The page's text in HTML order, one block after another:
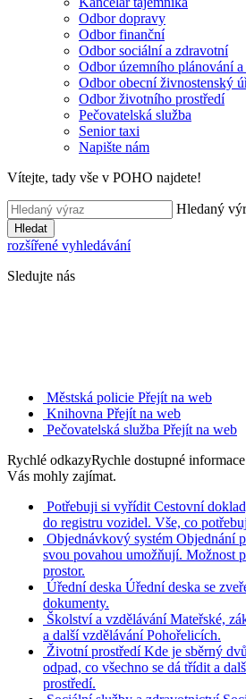
Odbor dopravy
Odbor finanční
Odbor sociální a zdravotní
Odbor územního plánování a
Odbor obecní živnostenský
Odbor životního prostředí
Pečovatelská služba
Senior taxi
Napište nám
Vítejte, tady vše v POHO najdete!
Hledaný
Hledat
rozšířené vyhledávání
Sledujte nás
Městská policie Přejít na web
Knihovna Přejít na web
Pečovatelská služba Přejít na web
Rychlé odkazyRychle dostupné
Vás mohly zajímat.
Potřebuji si vyřídit Cestovní
do registru vozidel. Vše, co
Objednávkový systém Objednání
svou povahou umožňují. Možnost
prostor.
Úřední deska Úřední deska se
dokumenty.
Školství a vzdělávání Mateřské,
a další vzdělávání Pohořelicích.
Životní prostředí Kde je sběrný
odpad, co všechno se dá třídit a
prostředí.